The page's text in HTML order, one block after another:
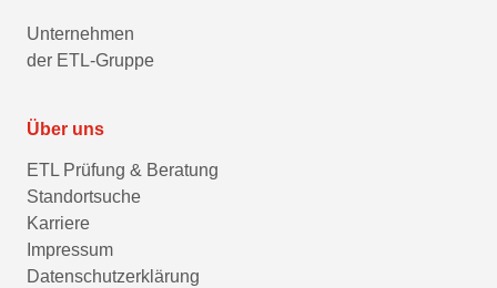
Unternehmen
der ETL-Gruppe
Über uns
ETL Prüfung & Beratung
Standortsuche
Karriere
Impressum
Datenschutzerklärung